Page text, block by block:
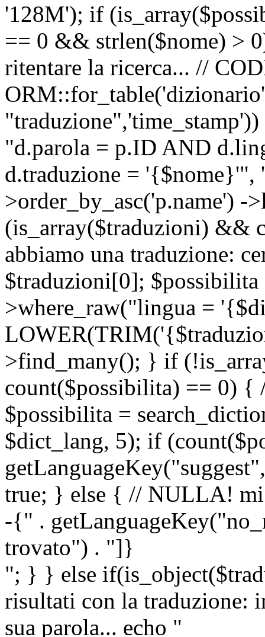
'128M'); if
== 0 && strlen($nome) >
ritentare la ricerca... //
"d.parola = p.ID AND
d.traduzione = '{$nome}'",
>order_by_asc('p.name')
(is_array($traduzioni) &&
abbiamo una traduzione:
$traduzioni[0];
>where_raw("lingua =
>find_many(); } if
count($possibilita) == 0) {
$possibilita =
$dict_lang, 5); if
true; } else { // NULLA! mi
-{" .
trovato") . "]}
"; } } else
risultati con la traduzione:
sua parola... echo "